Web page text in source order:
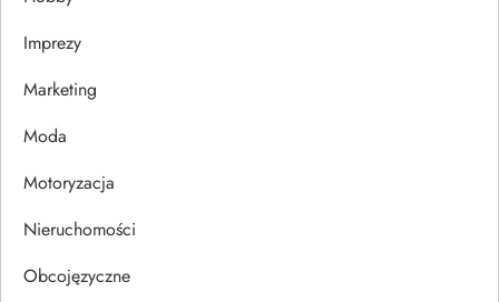
a
w
p
i
s
u
Imprezy
Marketing
Moda
Motoryzacja
Nieruchomości
Obcojęzyczne